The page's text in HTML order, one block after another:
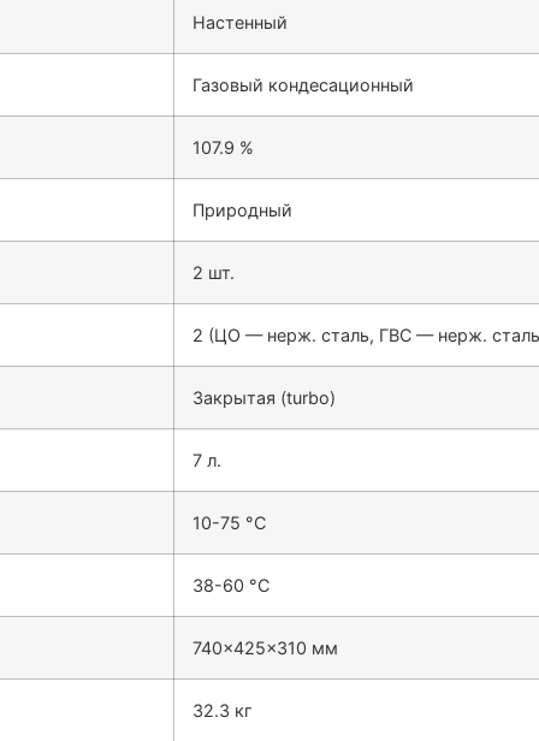
Настенный
Газовый кондесационный
107.9 %
Природный
2 шт.
2 (ЦО — нерж. сталь, ГВС — нерж.
Закрытая (turbo)
7 л.
10-75 °C
38-60 °C
740x425x310 мм
32.3 кг